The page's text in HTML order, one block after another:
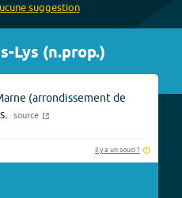
suggestion
Lys (n.prop.)
(arrondissement de
source
Il y a un souci ?